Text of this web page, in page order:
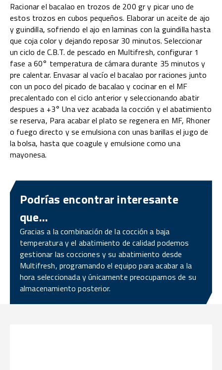
Racionar el bacalao en trozos de 200 gr y picar uno de
estos trozos en cubos pequeños. Elaborar un aceite de ajo
y guindilla, sofriendo el ajo en laminas con la guindilla hasta
que coja color y dejando reposar 30 minutos. Seleccionar
un ciclo de C.B.T. de pescado en Multifresh, configurar 1
fase a 60° temperatura de cámara durante 35 minutos y
pre calentar. Envasar al vacío el bacalao por raciones junto
con un poco del picado de bacalao y cocinar en el MF
precalentado con el ciclo anterior y seleccionando abatir
despues a +3° Una vez acabada la cocción y el abatimiento
se reserva, Para acabar el plato se regenera en MF, Rhoner
o fuego directo y se emulsiona con unas barillas el jugo de
la bolsa, hasta que coagule y emulsione como una
mayonesa.
Podrías encontrar interesante
que...
Gracias a la combinación de la cocción a baja
temperatura y el abatimiento de calidad podemos
gestionar las cocciones y su abatimiento desde
Multifresh, programando el equipo para acabar a la
hora seleccionada y únicamente preocuparnos de su
almacenamiento posterior.